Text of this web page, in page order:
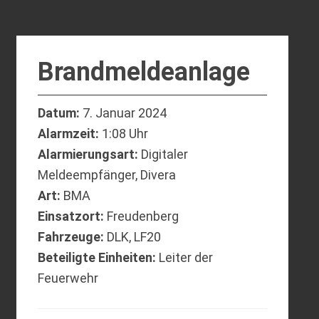
Brandmeldeanlage
Datum: 7. Januar 2024
Alarmzeit: 1:08 Uhr
Alarmierungsart: Digitaler
Meldeempfänger, Divera
Art: BMA
Einsatzort: Freudenberg
Fahrzeuge: DLK, LF20
Beteiligte Einheiten: Leiter der
Feuerwehr